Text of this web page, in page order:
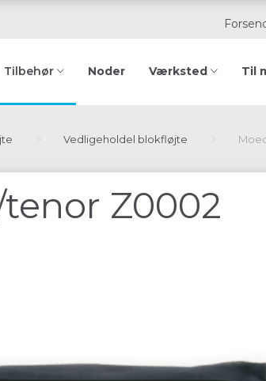
Tilbehør Noder Værksted Til
Vedligeholdel blokfløjte
Z0002